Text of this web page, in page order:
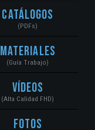
Catálogos
(PDFs)
Materiales
(Guía Trabajo)
Vídeos
(Alta Calidad FHD)
Fotos